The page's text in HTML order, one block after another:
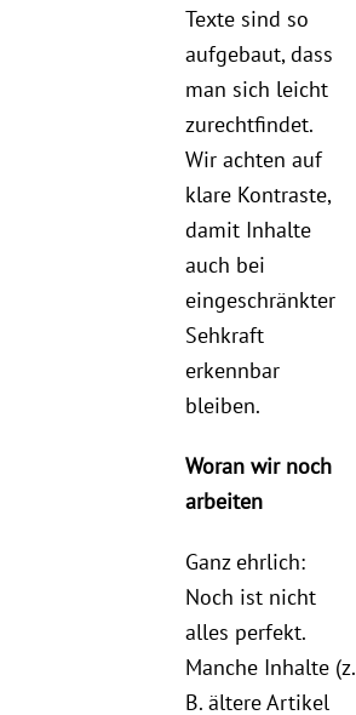
Texte sind so
aufgebaut, dass
man sich leicht
zurechtfindet.
Wir achten auf
klare Kontraste,
damit Inhalte
auch bei
eingeschränkter
Sehkraft
erkennbar
bleiben.
Woran wir noch
arbeiten
Ganz ehrlich:
Noch ist nicht
alles perfekt.
Manche Inhalte (z.
B. ältere Artikel